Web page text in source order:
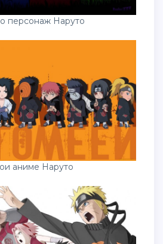
персонаж Наруто
аниме Наруто